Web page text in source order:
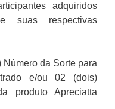
adquiridos
suas respectivas
da Sorte para
e/ou 02 (dois)
produto Apreciatta